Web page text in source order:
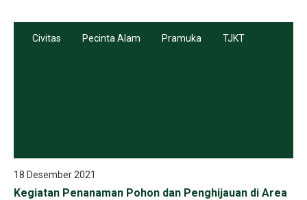
Civitas Pecinta Alam Pramuka TJKT
18 Desember 2021
Kegiatan Penanaman Pohon dan Penghijauan di Area